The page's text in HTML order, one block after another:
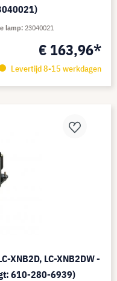
€ 163,96*
Levertijd 8-15 werkdagen
lamp 23040021
XNB2D, LC-XNB2DW -
610-280-6939)